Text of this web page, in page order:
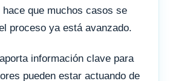
que muchos casos se
proceso ya está avanzado.
información clave para
pueden estar actuando de